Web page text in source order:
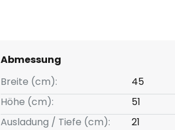
Abmessung
Breite (cm):
45
Höhe (cm):
51
Ausladung / Tiefe (cm):
21